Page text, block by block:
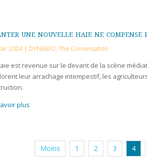
une nouvelle haie ne
2024 | DYNABIO,The Conversation
est revenue sur le devant de la scène
leur arrachage intempestif, les
plus
Moins 1 2 3 4